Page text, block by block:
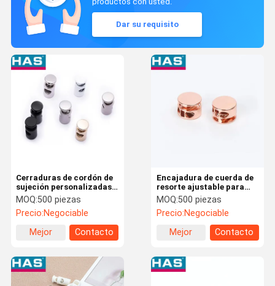
Dar su requisito
Encajadura de cuerda de
resorte ajustable para
bolsas de chaqueta
MOQ:500 piezas
Precio:Negociable
Mejor
Contacto
Cerraduras de cordón de
sujeción personalizadas
de agujero único / doble
MOQ:500 piezas
Precio:Negociable
Mejor
Contacto